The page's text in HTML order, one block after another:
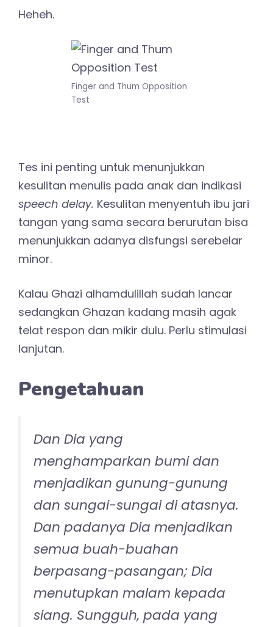
Heheh.
Finger and Thum Opposition
Test
Tes ini penting untuk menunjukkan
kesulitan menulis pada anak dan indikasi
speech delay. Kesulitan menyentuh ibu jari
tangan yang sama secara berurutan bisa
menunjukkan adanya disfungsi serebelar
minor.
Kalau Ghazi alhamdulillah sudah lancar
sedangkan Ghazan kadang masih agak
telat respon dan mikir dulu. Perlu stimulasi
lanjutan.
Pengetahuan
Dan Dia yang
menghamparkan bumi dan
menjadikan gunung-gunung
dan sungai-sungai di atasnya.
Dan padanya Dia menjadikan
semua buah-buahan
berpasang-pasangan; Dia
menutupkan malam kepada
siang. Sungguh, pada yang